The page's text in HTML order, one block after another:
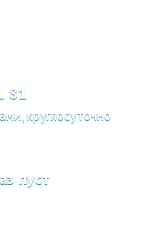
81
круглосуточно
пуст